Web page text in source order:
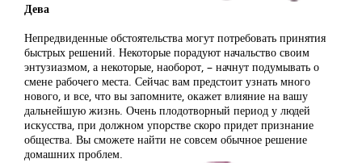
Дева
Непредвиденные обстоятельства могут потребовать принятия
быстрых решений. Некоторые порадуют начальство своим
энтузиазмом, а некоторые, наоборот, – начнут подумывать о
смене рабочего места. Сейчас вам предстоит узнать много
нового, и все, что вы запомните, окажет влияние на вашу
дальнейшую жизнь. Очень плодотворный период у людей
искусства, при должном упорстве скоро придет признание
общества. Вы сможете найти не совсем обычное решение
домашних проблем.